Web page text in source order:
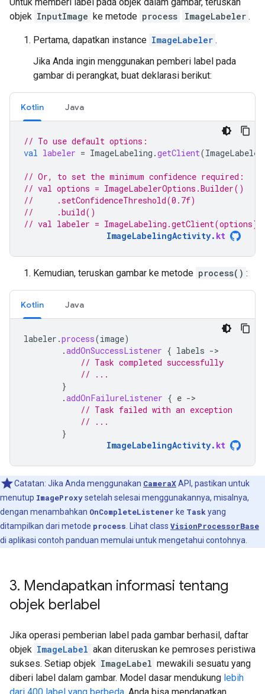
objek InputImage ke metode process ImageLabeler .
Pertama, dapatkan instance ImageLabeler .
Jika Anda ingin menggunakan pemberi label pada
gambar di perangkat, buat deklarasi berikut:
Kotlin Java
// To use default options:
val labeler = ImageLabeling .getClient(
// Or, to set the minimum confidence required:
// val options = ImageLabelerOptions.Builder()
//     .setConfidenceThreshold(0.7f)
//     .build()
// val labeler = ImageLabeling.getClient(options)
ImageLabelingActivity. kt
Kemudian, teruskan gambar ke metode process() :
Kotlin Java
labeler .process(image)
.addOnSuccessListener { labels -
// Task completed successfully
// ...
}
.addOnFailureListener { e -
// Task failed with an exception
// ...
}
ImageLabelingActivity. kt
Catatan: Jika Anda menggunakan CameraXAPI, pastikan untuk
menutup ImageProxysetelah selesai menggunakannya, misalnya,
dengan menambahkan OnCompleteListener ke Task yang
ditampilkan dari metode process . Lihat class VisionProcessorBase
di aplikasi contoh panduan memulai untuk mengetahui contohnya.
3. Mendapatkan informasi tentang
objek berlabel
Jika operasi pemberian label pada gambar berhasil, daftar
objek ImageLabel akan diteruskan ke pemroses peristiwa
sukses. Setiap objek ImageLabel mewakili sesuatu yang
diberi label dalam gambar. Model dasar mendukung lebih